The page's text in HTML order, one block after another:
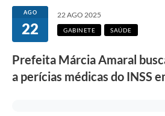
Transparência
Câmara Municipal
e-SIC
AGO
22
22 AGO 2025
GABINETE SAÚDE
Prefeita Márcia Amaral
a perícias médicas do INSS